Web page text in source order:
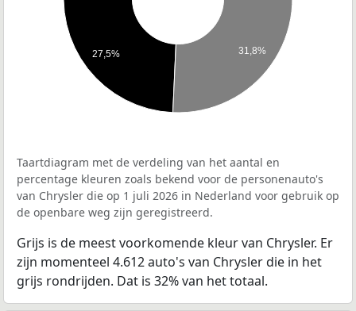
27,5% 31,8%
Taartdiagram met de verdeling van het aantal en
percentage kleuren zoals bekend voor de personenauto's
van Chrysler die op 1 juli 2026 in Nederland voor gebruik op
de openbare weg zijn geregistreerd.
Grijs is de meest voorkomende kleur van Chrysler. Er
zijn momenteel 4.612 auto's van Chrysler die in het
grijs rondrijden. Dat is 32% van het totaal.